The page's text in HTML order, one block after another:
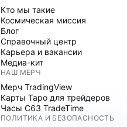
Кто мы такие
Космическая миссия
Блог
Справочный центр
Карьера и вакансии
Медиа-кит
НАШ МЕРЧ
Мерч TradingView
Карты Таро для трейдеров
Часы C63 TradeTime
ПОЛИТИКА И БЕЗОПАСНОСТЬ